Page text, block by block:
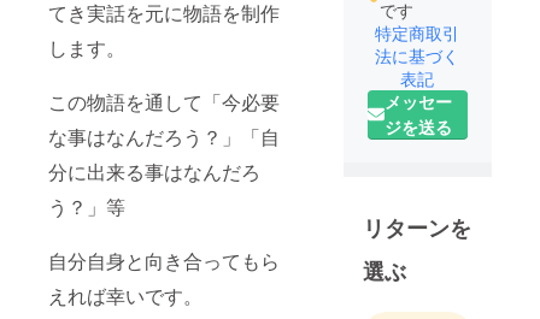
てき実話を元に物語を制作
します。
この物語を通して「今必要
な事はなんだろう？」「自
分に出来る事はなんだろ
う？」等
自分自身と向き合ってもら
えれば幸いです。
です
特定商取引
法に基づく
表記
メッセー
ジを送る
リターンを
選ぶ